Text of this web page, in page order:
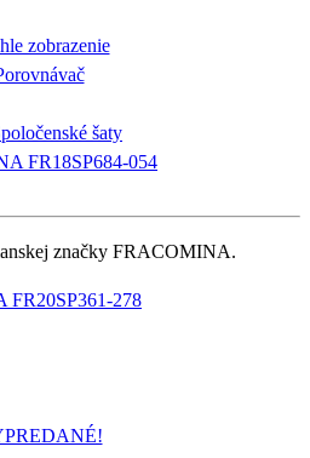
zobrazenie
šaty
FR18SP684-054
značky FRACOMINA.